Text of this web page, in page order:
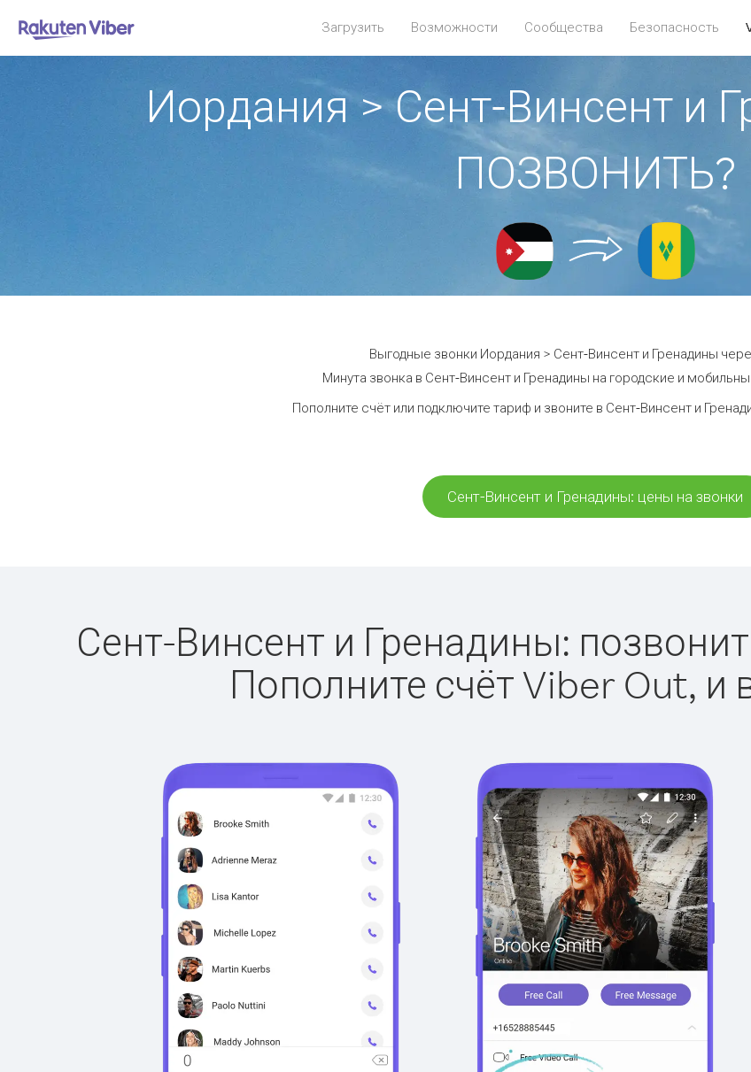
Загрузить Возможности Сообщества Безопасность
Иордания > Сент-Винсент и
ПОЗВОНИТЬ?
Выгодные звонки Иордания > Сент-Винсент и Гренадины
Минута звонка в Сент-Винсент и Гренадины на городские и
Пополните счёт или подключите тариф и звоните в Сент-Винсент и
Сент-Винсент и Гренадины: цены на звонки
Сент-Винсент и Гренадины:
Пополните счёт Viber Out, и